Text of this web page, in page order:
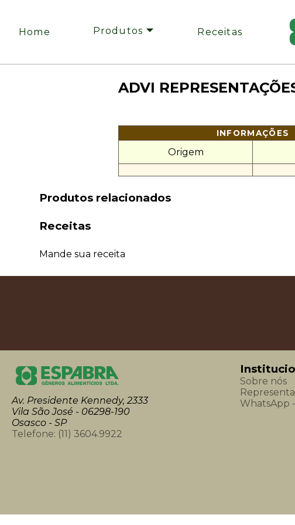
Home Produtos 🞃 Receitas
ADVI
INFORMAÇÕES
Origem
Produtos relacionados
Receitas
Mande sua receita
Av. Presidente Kennedy, 2333
Vila São José - 06298-190
Osasco - SP
Telefone: (11) 3604.9922
Sobre nós
WhatsApp -